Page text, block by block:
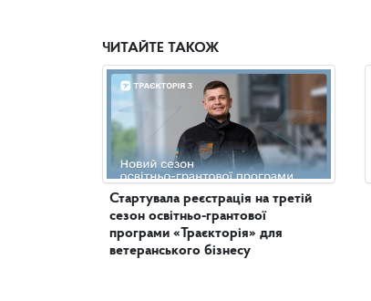
ЧИТАЙТЕ ТАКОЖ
Стартувала реєстрація на третій
сезон освітньо-грантової
програми «Траєкторія» для
ветеранського бізнесу